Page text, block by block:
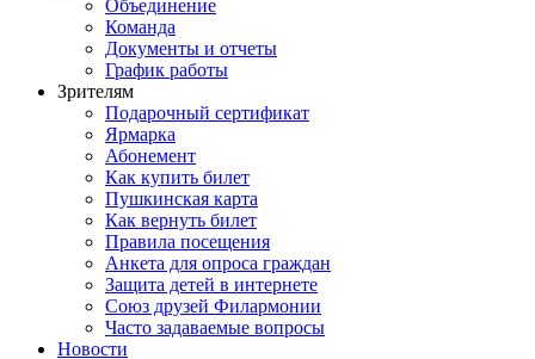
Объединение
Команда
Документы и отчеты
График работы
Зрителям
Подарочный сертификат
Ярмарка
Абонемент
Как купить билет
Пушкинская карта
Как вернуть билет
Правила посещения
Анкета для опроса граждан
Защита детей в интернете
Союз друзей Филармонии
Часто задаваемые вопросы
Новости